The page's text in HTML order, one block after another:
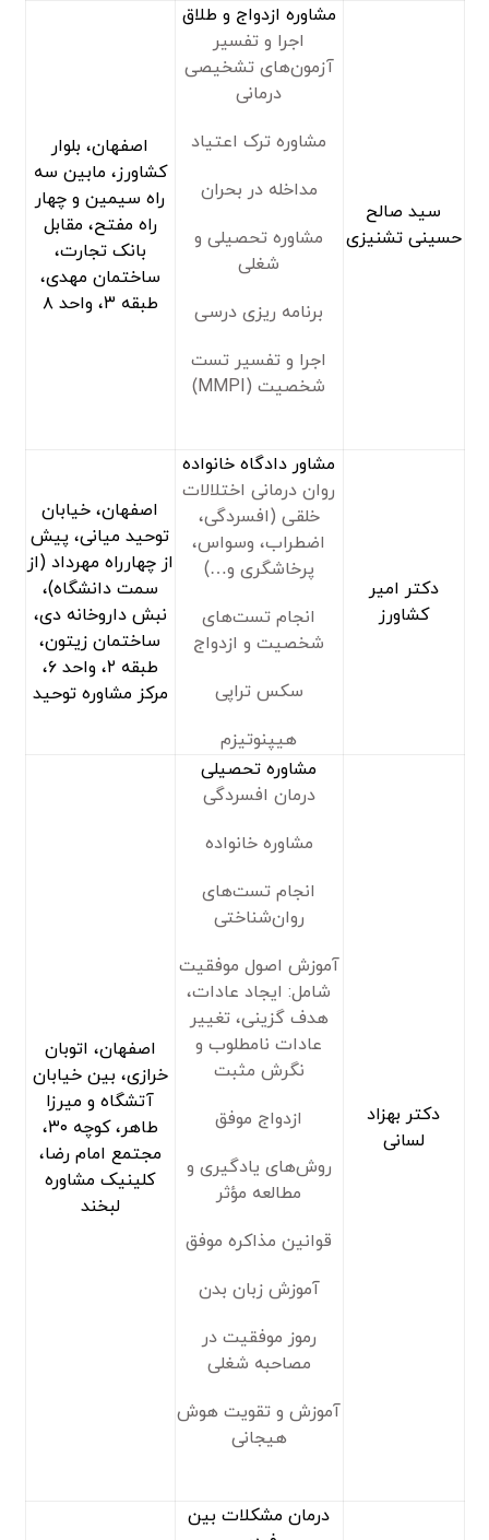
سید صالح
حسینی تشنیزی
مشاوره ازدواج و طلاق
اجرا و تفسیر
آزمون‌های تشخیصی
درمانی
مشاوره ترک اعتیاد
مداخله در بحران
مشاوره تحصیلی و
شغلی
برنامه ریزی درسی
اجرا و تفسیر تست
شخصیت (MMPI)
اصفهان، بلوار
کشاورز، مابین سه
راه سیمین و چهار
راه مفتح، مقابل
بانک تجارت،
ساختمان مهدی،
طبقه ۳، واحد ۸
دکتر امیر
کشاورز
مشاور دادگاه خانواده
روان درمانی اختلالات
خلقی (افسردگی،
اضطراب، وسواس،
پرخاشگری و…)
انجام تست‌های
شخصیت و ازدواج
سکس تراپی
هیپنوتیزم
اصفهان، خیابان
توحید میانی، پیش
از چهارراه مهرداد (از
سمت دانشگاه)،
نبش داروخانه دی،
ساختمان زیتون،
طبقه ۲، واحد ۶،
مرکز مشاوره توحید
دکتر بهزاد
لسانی
مشاوره تحصیلی
درمان افسردگی
مشاوره خانواده
انجام تست‌های
روان‌شناختی
آموزش اصول موفقیت
شامل: ایجاد عادات،
هدف گزینی، تغییر
عادات نامطلوب و
نگرش مثبت
ازدواج موفق
روش‌های یادگیری و
مطالعه مؤثر
قوانین مذاکره موفق
آموزش زبان بدن
رموز موفقیت در
مصاحبه شغلی
آموزش و تقویت هوش
هیجانی
اصفهان، اتوبان
خرازی، بین خیابان
آتشگاه و میرزا
طاهر، کوچه ۳۰،
مجتمع امام رضا،
کلینیک مشاوره
لبخند
درمان مشکلات بین